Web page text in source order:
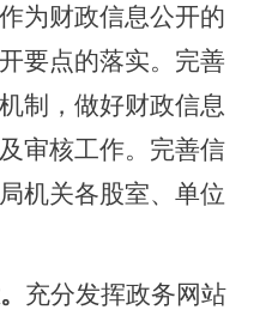
为财政信息公开的
要点的落实。完善
制，做好财政信息
审核工作。完善信
机关各股室、单位
充分发挥政务网站